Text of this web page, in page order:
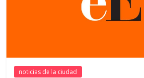
noticias de la ciudad